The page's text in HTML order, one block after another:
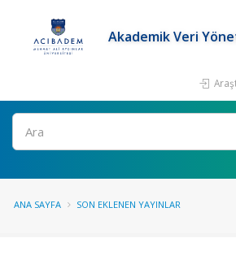
Akademik Veri
Ara
ANA SAYFA SON EKLENEN YAYINLAR